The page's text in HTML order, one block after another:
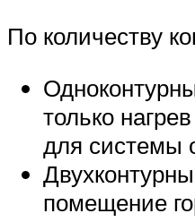
По количеству
только
для системы
помещение